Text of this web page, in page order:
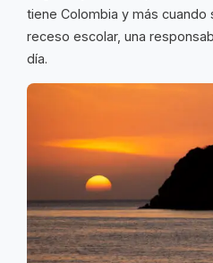
tiene Colombia y más
receso escolar, una
día.